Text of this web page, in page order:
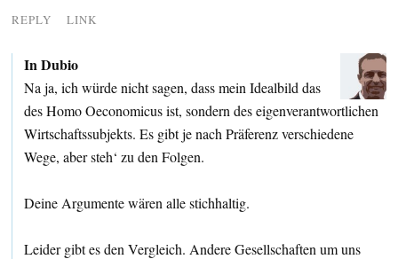
REPLY LINK
In Dubio
Na ja, ich würde nicht sagen, dass mein Idealbild das
des Homo Oeconomicus ist, sondern des eigenverantwortlichen
Wirtschaftssubjekts. Es gibt je nach Präferenz verschiedene
Wege, aber steh‘ zu den Folgen.
Deine Argumente wären alle stichhaltig.
Leider gibt es den Vergleich. Andere Gesellschaften um uns